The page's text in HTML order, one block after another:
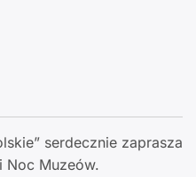
serdecznie zaprasza
Noc Muzeów.